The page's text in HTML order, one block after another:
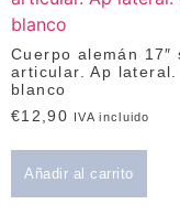
Cuerpo alemán 17″
articular. Ap lateral.
blanco
€12,90 IVA incluido
Añadir al carrito